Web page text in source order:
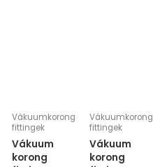
Vákuumkorong
fittingek
Vákuum
korong
Vákuumkorong
fittingek
Vákuum
korong